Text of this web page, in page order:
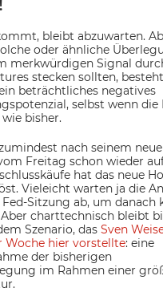
bleibt abzuwarten.
oder ähnliche
merkwürdigen Signal
stecken sollten,
beträchtliches negatives
selbst wenn die
bisher.
nach seinem
Freitag schon wieder
hat das neue
Vieleicht warten ja die
Sitzung ab, um danach
charttechnisch bleibt
Szenario, das Sven
Woche hier vorstellte: eine
der bisherigen
im Rahmen einer